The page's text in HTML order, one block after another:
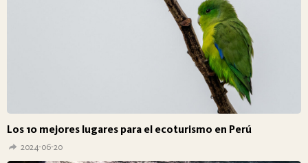
Los 10 mejores lugares para el ecoturismo en Perú
2024-06-20